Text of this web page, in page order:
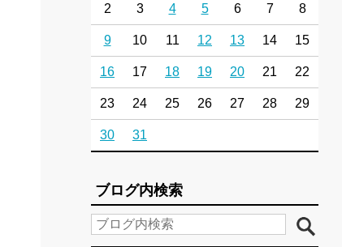
2 3 4 5 6 7 8
9 10 11 12 13 14 15
16 17 18 19 20 21 22
23 24 25 26 27 28 29
30 31
ブログ内検索